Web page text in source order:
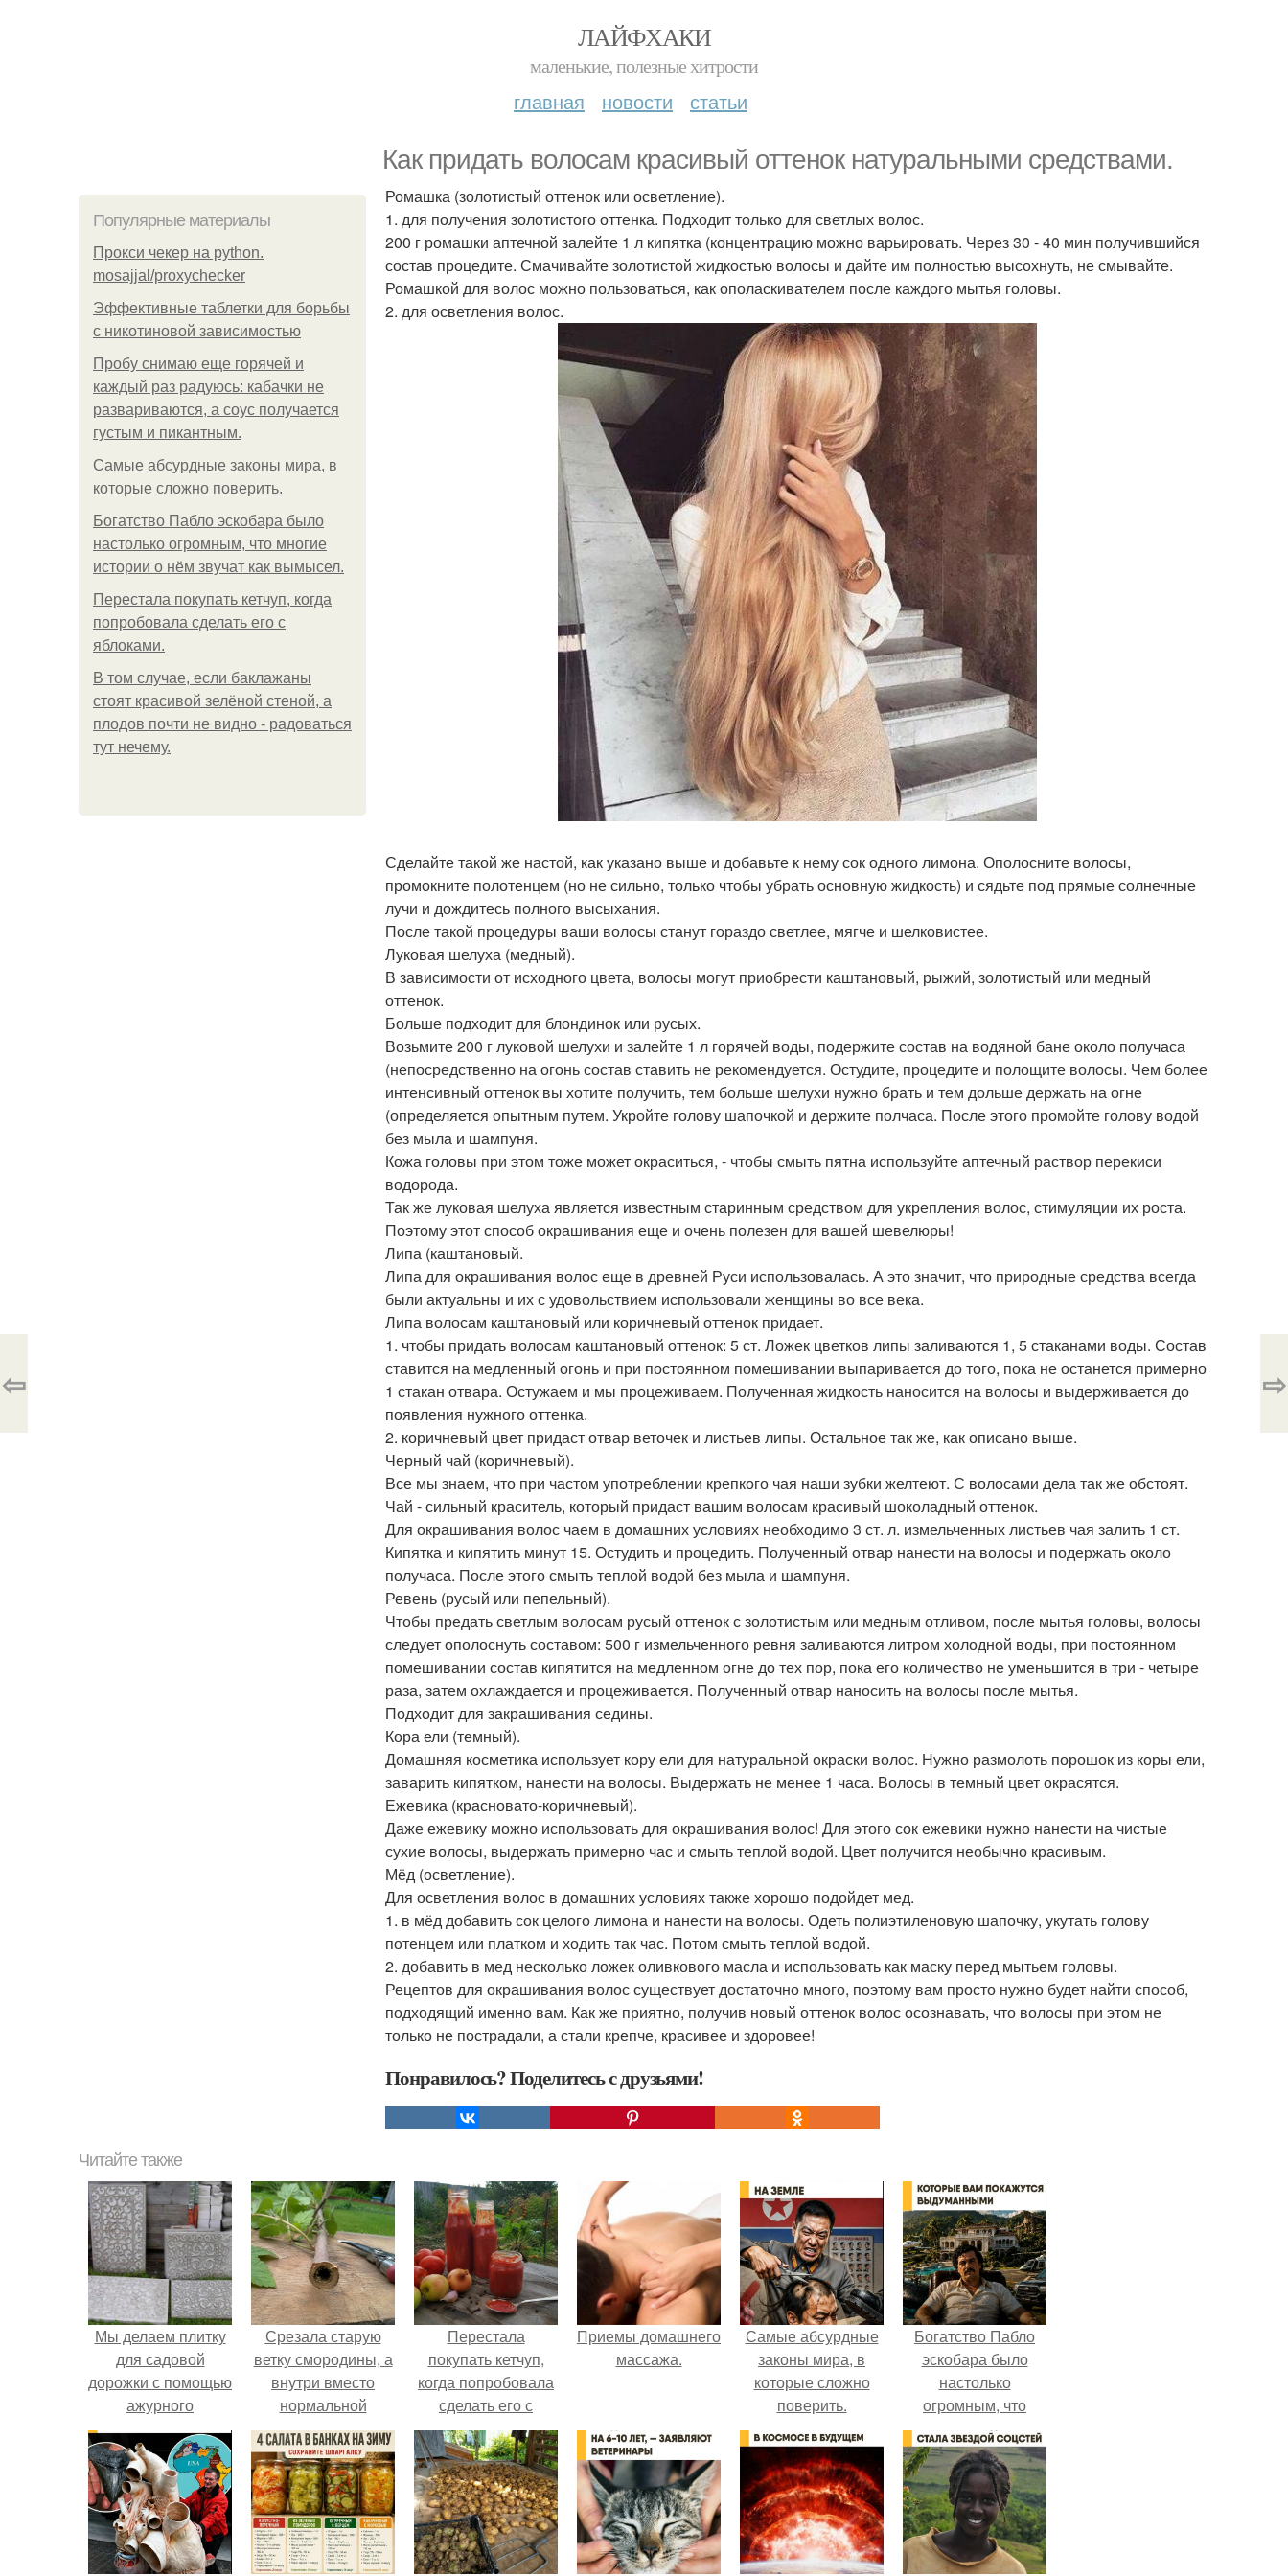
ЛАЙФХАКИ
маленькие, полезные хитрости
главная новости статьи
Как придать волосам красивый оттенок натуральными средствами.
Популярные материалы
Прокси чекер на python.
mosajjal/proxychecker
Эффективные таблетки для борьбы
с никотиновой зависимостью
Пробу снимаю еще горячей и
каждый раз радуюсь: кабачки не
развариваются, а соус получается
густым и пикантным.
Самые абсурдные законы мира, в
которые сложно поверить.
Богатство Пабло эскобара было
настолько огромным, что многие
истории о нём звучат как вымысел.
Перестала покупать кетчуп, когда
попробовала сделать его с
яблоками.
В том случае, если баклажаны
стоят красивой зелёной стеной, а
плодов почти не видно - радоваться
тут нечему.
Ромашка (золотистый оттенок или осветление).
1. для получения золотистого оттенка. Подходит только для светлых волос.
200 г ромашки аптечной залейте 1 л кипятка (концентрацию можно варьировать. Через 30 - 40 мин получившийся
состав процедите. Смачивайте золотистой жидкостью волосы и дайте им полностью высохнуть, не смывайте.
Ромашкой для волос можно пользоваться, как ополаскивателем после каждого мытья головы.
2. для осветления волос.
Сделайте такой же настой, как указано выше и добавьте к нему сок одного лимона. Ополосните волосы,
промокните полотенцем (но не сильно, только чтобы убрать основную жидкость) и сядьте под прямые солнечные
лучи и дождитесь полного высыхания.
После такой процедуры ваши волосы станут гораздо светлее, мягче и шелковистее.
Луковая шелуха (медный).
В зависимости от исходного цвета, волосы могут приобрести каштановый, рыжий, золотистый или медный
оттенок.
Больше подходит для блондинок или русых.
Возьмите 200 г луковой шелухи и залейте 1 л горячей воды, подержите состав на водяной бане около получаса
(непосредственно на огонь состав ставить не рекомендуется. Остудите, процедите и полощите волосы. Чем более
интенсивный оттенок вы хотите получить, тем больше шелухи нужно брать и тем дольше держать на огне
(определяется опытным путем. Укройте голову шапочкой и держите полчаса. После этого промойте голову водой
без мыла и шампуня.
Кожа головы при этом тоже может окраситься, - чтобы смыть пятна используйте аптечный раствор перекиси
водорода.
Так же луковая шелуха является известным старинным средством для укрепления волос, стимуляции их роста.
Поэтому этот способ окрашивания еще и очень полезен для вашей шевелюры!
Липа (каштановый.
Липа для окрашивания волос еще в древней Руси использовалась. А это значит, что природные средства всегда
были актуальны и их с удовольствием использовали женщины во все века.
Липа волосам каштановый или коричневый оттенок придает.
1. чтобы придать волосам каштановый оттенок: 5 ст. Ложек цветков липы заливаются 1, 5 стаканами воды. Состав
ставится на медленный огонь и при постоянном помешивании выпаривается до того, пока не останется примерно
1 стакан отвара. Остужаем и мы процеживаем. Полученная жидкость наносится на волосы и выдерживается до
появления нужного оттенка.
2. коричневый цвет придаст отвар веточек и листьев липы. Остальное так же, как описано выше.
Черный чай (коричневый).
Все мы знаем, что при частом употреблении крепкого чая наши зубки желтеют. С волосами дела так же обстоят.
Чай - сильный краситель, который придаст вашим волосам красивый шоколадный оттенок.
Для окрашивания волос чаем в домашних условиях необходимо 3 ст. л. измельченных листьев чая залить 1 ст.
Кипятка и кипятить минут 15. Остудить и процедить. Полученный отвар нанести на волосы и подержать около
получаса. После этого смыть теплой водой без мыла и шампуня.
Ревень (русый или пепельный).
Чтобы предать светлым волосам русый оттенок с золотистым или медным отливом, после мытья головы, волосы
следует ополоснуть составом: 500 г измельченного ревня заливаются литром холодной воды, при постоянном
помешивании состав кипятится на медленном огне до тех пор, пока его количество не уменьшится в три - четыре
раза, затем охлаждается и процеживается. Полученный отвар наносить на волосы после мытья.
Подходит для закрашивания седины.
Кора ели (темный).
Домашняя косметика использует кору ели для натуральной окраски волос. Нужно размолоть порошок из коры ели,
заварить кипятком, нанести на волосы. Выдержать не менее 1 часа. Волосы в темный цвет окрасятся.
Ежевика (красновато-коричневый).
Даже ежевику можно использовать для окрашивания волос! Для этого сок ежевики нужно нанести на чистые
сухие волосы, выдержать примерно час и смыть теплой водой. Цвет получится необычно красивым.
Мёд (осветление).
Для осветления волос в домашних условиях также хорошо подойдет мед.
1. в мёд добавить сок целого лимона и нанести на волосы. Одеть полиэтиленовую шапочку, укутать голову
потенцем или платком и ходить так час. Потом смыть теплой водой.
2. добавить в мед несколько ложек оливкового масла и использовать как маску перед мытьем головы.
Рецептов для окрашивания волос существует достаточно много, поэтому вам просто нужно будет найти способ,
подходящий именно вам. Как же приятно, получив новый оттенок волос осознавать, что волосы при этом не
только не пострадали, а стали крепче, красивее и здоровее!
Понравилось? Поделитесь с друзьями!
⇦ ⇨
Читайте также
Мы делаем плитку
для садовой
дорожки с помощью
ажурного
резинового
коврика.
Срезала старую
ветку смородины, а
внутри вместо
нормальной
светлой
сердцевины
оказалась чёрная
пустота.
Перестала
покупать кетчуп,
когда попробовала
сделать его с
яблоками.
Приемы домашнего
массажа.
Самые абсурдные
законы мира, в
которые сложно
поверить.
Богатство Пабло
эскобара было
настолько
огромным, что
многие истории о
нём звучат как
вымысел.